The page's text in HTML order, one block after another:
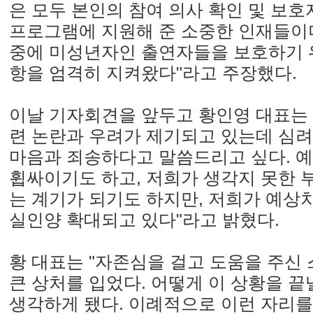
은 모두 본인의 참여 의사 확인 및 보호
프로그램에 지원해 준 소중한 인재들
중에 미성년자인 출연자들을 보호하기
항을 엄격히 지켜왔다"라고 주장했다.
이날 기자회견을 앞두고 황인영 대표
련 논란과 우려가 제기되고 있는데 심
마음과 죄송하다고 말씀드리고 싶다.
휩싸이기도 하고, 저희가 생각지 못한
는 계기가 되기도 하지만, 저희가 예상
실인양 확대되고 있다"라고 밝혔다.
황 대표는 "자존심을 걸고 도움을 주신
큰 상처를 입었다. 어떻게 이 상황을 끝
생각하게 됐다. 이례적으로 이런 자리